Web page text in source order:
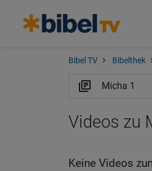
Bibel TV Bibelthek
Videos zu
Keine Videos